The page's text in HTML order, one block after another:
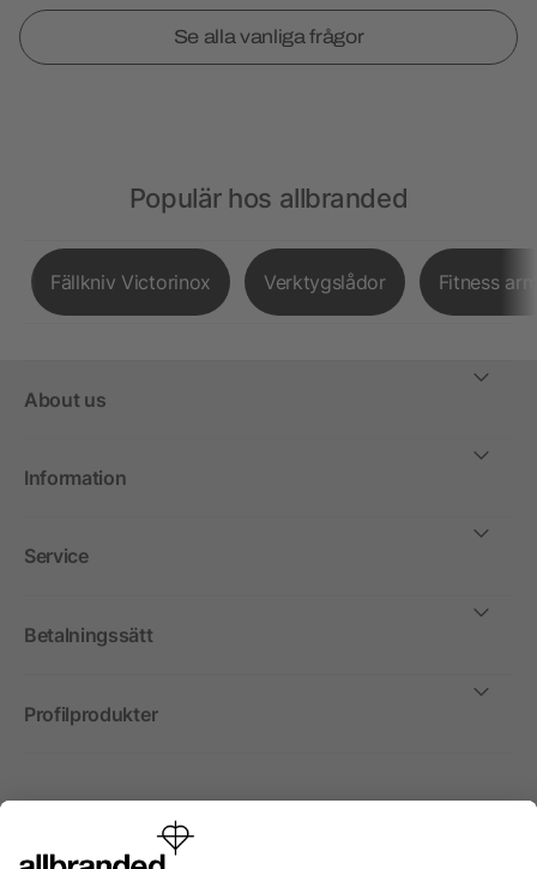
Se alla vanliga frågor
Populär hos allbranded
Fällkniv Victorinox Verktygslådor Fitness
About us
Information
Service
Betalningssätt
Profilprodukter
Internationellt